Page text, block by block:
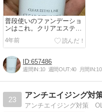
普段使いのファンデーショ
ンはこれ。クリアエステヴ
ェール
4年前
657486
週間IN:10 週間OUT:40 月間IN:10
23
アンチエイジング対